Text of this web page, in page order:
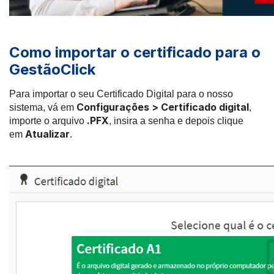
Como importar o certificado para o
GestãoClick
Para importar o seu Certificado Digital para o nosso
sistema, vá em Configurações > Certificado digital,
importe o arquivo .PFX, insira a senha e depois clique
em Atualizar.